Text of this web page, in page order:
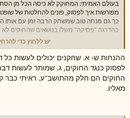
בעולם האמיתי: המחוקק לא כיסה הכל מן
מפורשות איך לפסוק, פונים להחלטות של
כך גם מנחה טוב שמשחק הרבה זמן עם אותו
בהדרגה "פסיקה" משלו בנושאים שהחוקים
ואני לא מחבב VTT למרות שאני משחק הרבה אונליין מהסיבות ש
הברברי ציין: אוטומציות מקבעות חוקים גם
מעדיף זום + owlbear rodeo + גוגל דוקס על פני Roll20 או Foundry).
יש ללחוץ כדי
ההנחות ש- א. שחקנים יכולים לעשות כל
לפסוק כנגד החוקים, ג. שמותר לעשות
החוקים הם חלק מהתושב"ע. ראיתי כבר
מאליו.